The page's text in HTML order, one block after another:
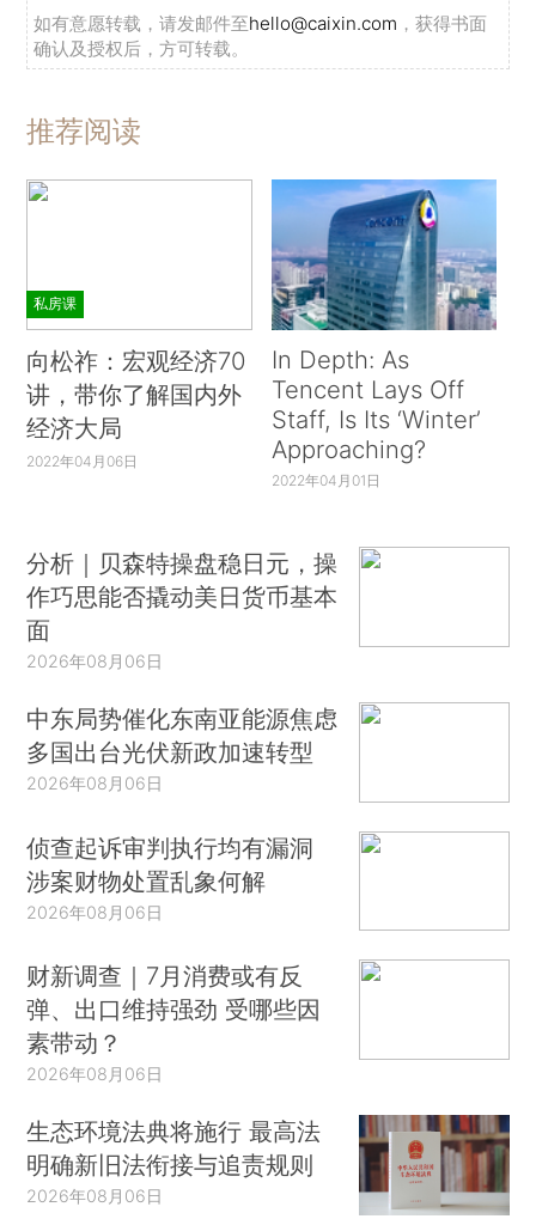
如有意愿转载，请发邮件至hello@caixin.com ，获得书面
确认及授权后，方可转载。
推荐阅读
私房课
向松祚：宏观经济70
讲，带你了解国内外
经济大局
2022年04月06日
In Depth: As
Tencent Lays Off
Staff, Is Its ‘Winter’
Approaching?
2022年04月01日
分析｜贝森特操盘稳日元，操
作巧思能否撬动美日货币基本
面
2026年08月06日
中东局势催化东南亚能源焦虑
多国出台光伏新政加速转型
2026年08月06日
侦查起诉审判执行均有漏洞
涉案财物处置乱象何解
2026年08月06日
财新调查｜7月消费或有反
弹、出口维持强劲 受哪些因
素带动？
2026年08月06日
生态环境法典将施行 最高法
明确新旧法衔接与追责规则
2026年08月06日